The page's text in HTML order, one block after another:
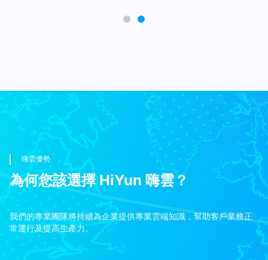
嗨雲優勢
為何您該選擇 HiYun 嗨雲？
我們的專業團隊將持續為企業提供專業雲端知識，幫助客戶業務正
常運行及提高生產力。